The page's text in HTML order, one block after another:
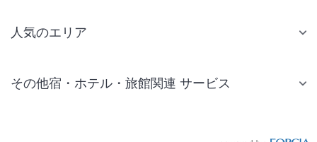
人気のエリア
仙台 ホテル
その他宿・ホテル・旅館関連 サービス